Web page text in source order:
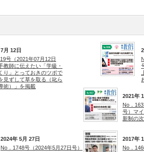
月 12日
号（2021年07月12日
教師に伝えたい「学級・
り」とっておきのツボで
見ずして草を取る（叱ら
術）」を掲載
2021年
No．
号）マ
新制の
2024年 5月 27日
No．1748号（2024年5月27日号）
2017年
No．